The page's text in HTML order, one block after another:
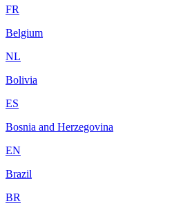
FR
Belgium
NL
Bolivia
ES
Bosnia and Herzegovina
EN
Brazil
BR